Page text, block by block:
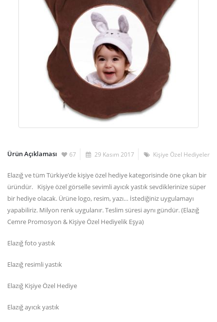
Ürün Açıklaması 67 29 Kasım 2017 Kişiye Özel Hediyeler
Elazığ ve tüm Türkiye’de kişiye özel hediye kategorisinde öne çıkan bir
üründür. Kişiye özel görselle sevimli ayıcık yastık sevdiklerinize süper
bir hediye olacak. Ürüne logo, resim, yazı… İstediğiniz uygulamayı
yapabiliriz. Milyon renk uygulanır. Teslim süresi aynı gündür. (Elazığ
Cemre Promosyon & Kişiye Özel Hediyelik Eşya)
Elazığ foto yastık
Elazığ resimli yastık
Elazığ Kişiye Özel Hediye
Elazığ ayıcık yastık